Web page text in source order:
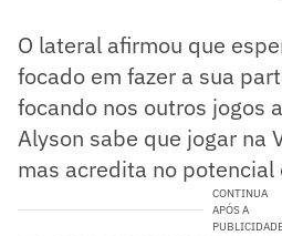
O lateral afirmou que
focado em fazer a sua
focando nos outros jogos
Alyson sabe que jogar na
mas acredita no potencial
CONTINUA
APÓS A